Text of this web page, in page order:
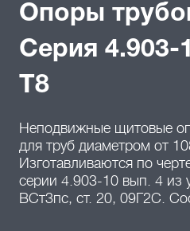
Опоры
Серия 4.903-
Т8
Неподвижные щитовые
для труб диаметром от
Изготавливаются по
серии 4.903-10 вып. 4 из
ВСт3пс, ст. 20, 09Г2С.